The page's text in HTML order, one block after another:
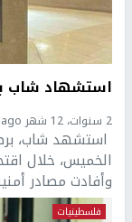
استشهاد شاب
2 سنوات، 12 شهر ago
استشهد شاب،
الخميس، خلال
وأفادت مصادر
فلسطينيات